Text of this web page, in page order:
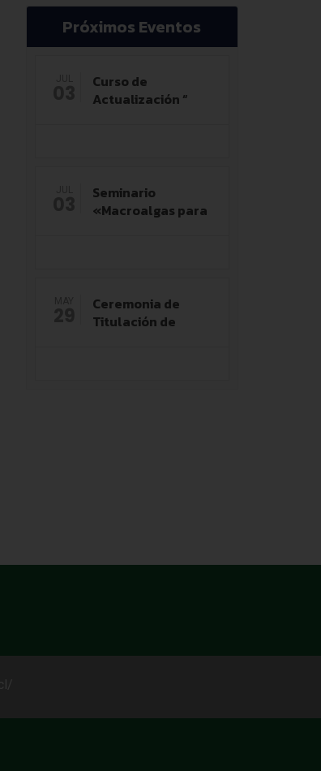
Próximos Eventos
Curso de
Actualización “
Seminario
«Macroalgas para
Ceremonia de
Titulación de